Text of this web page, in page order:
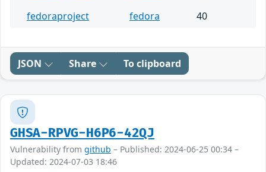
fedoraproject
fedora 40
JSON Share To clipboard
GHSA-RPVG-H6P6-42QJ
Vulnerability from github – Published: 2024-06-25 00:34 –
Updated: 2024-07-03 18:46